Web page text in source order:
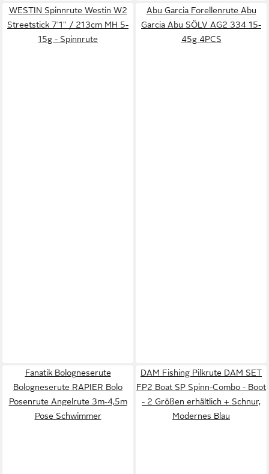
WESTIN Spinnrute Westin W2
Streetstick 7'1" / 213cm MH 5-
15g - Spinnrute
Abu Garcia Forellenrute Abu
Garcia Abu SÖLV AG2 334 15-
45g 4PCS
Fanatik Bologneserute
Bologneserute RAPIER Bolo
Posenrute Angelrute 3m-4,5m
Pose Schwimmer
DAM Fishing Pilkrute DAM SET
FP2 Boat SP Spinn-Combo - Boot
- 2 Größen erhältlich + Schnur,
Modernes Blau